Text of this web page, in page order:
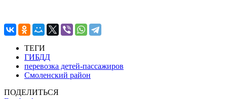
ТЕГИ
ГИБДД
перевозка детей-пассажиров
Смоленский район
ПОДЕЛИТЬСЯ